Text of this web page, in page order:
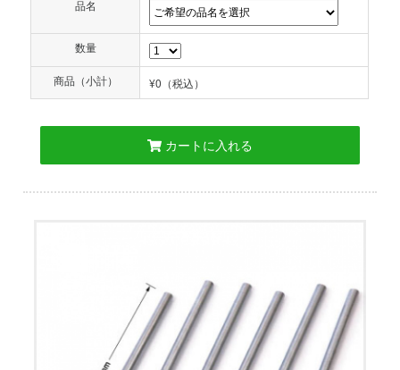
品名
数量
商品（小計） ¥0 （税込）
カートに入れる